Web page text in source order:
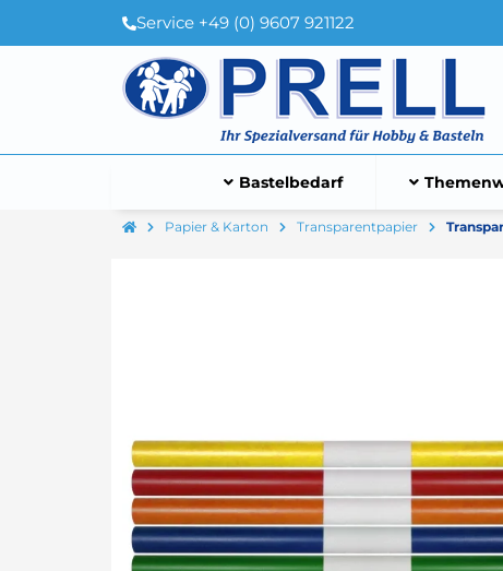
Service +49 (0) 9607 921122
Bastelbedarf
Papier & Karton Transparentpapier